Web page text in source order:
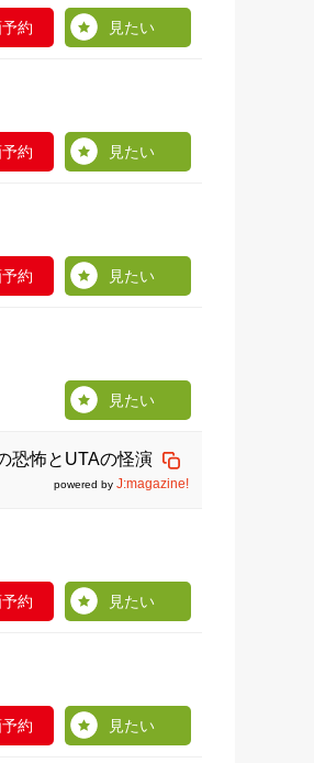
約 見たい
約 見たい
約 見たい
見たい
恐怖とUTAの怪演
powered by J:magazine!
約 見たい
約 見たい